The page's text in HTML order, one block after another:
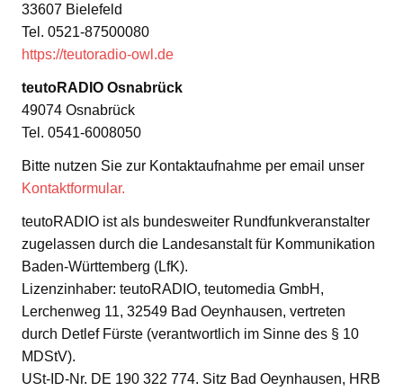
33607 Bielefeld
Tel. 0521-87500080
https://teutoradio-owl.de
teutoRADIO Osnabrück
49074 Osnabrück
Tel. 0541-6008050
Bitte nutzen Sie zur Kontaktaufnahme per email unser
Kontaktformular.
teutoRADIO ist als bundesweiter Rundfunkveranstalter
zugelassen durch die Landesanstalt für Kommunikation
Baden-Württemberg (LfK).
Lizenzinhaber: teutoRADIO, teutomedia GmbH,
Lerchenweg 11, 32549 Bad Oeynhausen, vertreten
durch Detlef Fürste (verantwortlich im Sinne des § 10
MDStV).
USt-ID-Nr. DE 190 322 774. Sitz Bad Oeynhausen, HRB